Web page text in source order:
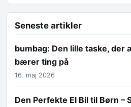
Seneste artikler
bumbag: Den lille taske, der
bærer ting på
16. maj 2026
Den Perfekte El Bil til Børn –